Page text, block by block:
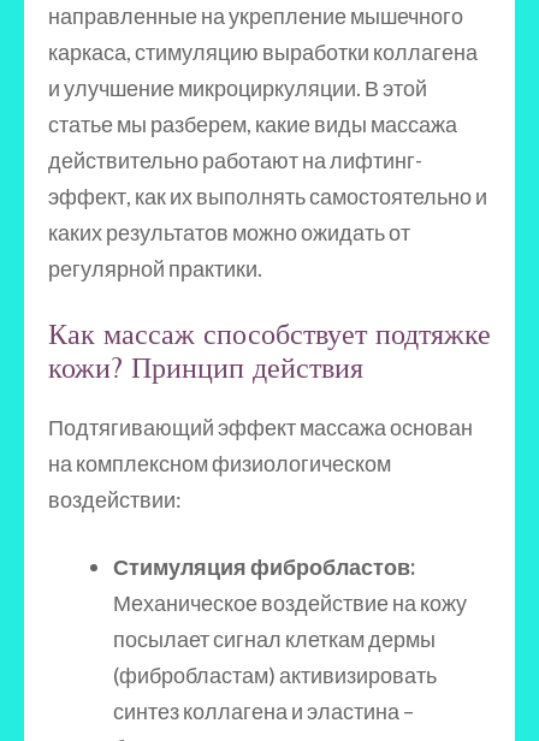
направленные на укрепление мышечного
каркаса, стимуляцию выработки коллагена
и улучшение микроциркуляции. В этой
статье мы разберем, какие виды массажа
действительно работают на лифтинг-
эффект, как их выполнять самостоятельно и
каких результатов можно ожидать от
регулярной практики.
Как массаж способствует подтяжке
кожи? Принцип действия
Подтягивающий эффект массажа основан
на комплексном физиологическом
воздействии:
Стимуляция фибробластов:
Механическое воздействие на кожу
посылает сигнал клеткам дермы
(фибробластам) активизировать
синтез коллагена и эластина –